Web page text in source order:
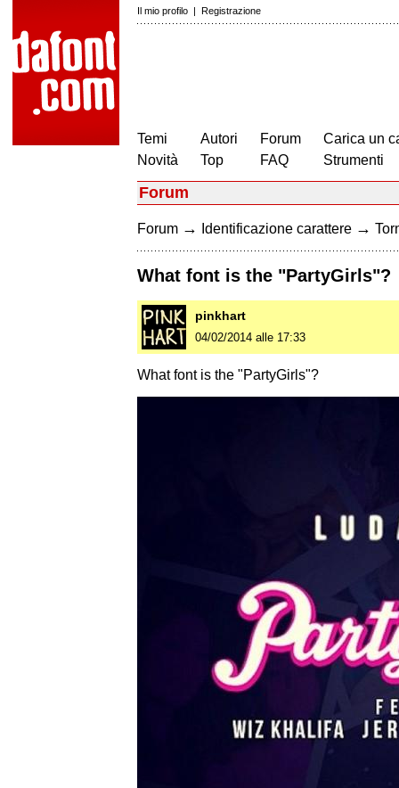
Il mio profilo | Registrazione
Temi
Novità
Autori
Top
Forum
FAQ
Carica un
Strumenti
Forum
Forum → Identificazione carattere →
What font is the "PartyGirls"?
pinkhart
04/02/2014 alle 17:33
What font is the "PartyGirls"?